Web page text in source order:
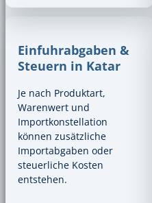
Einfuhrabgaben &
Steuern in Katar
Je nach Produktart,
Warenwert und
Importkonstellation
können zusätzliche
Importabgaben oder
steuerliche Kosten
entstehen.